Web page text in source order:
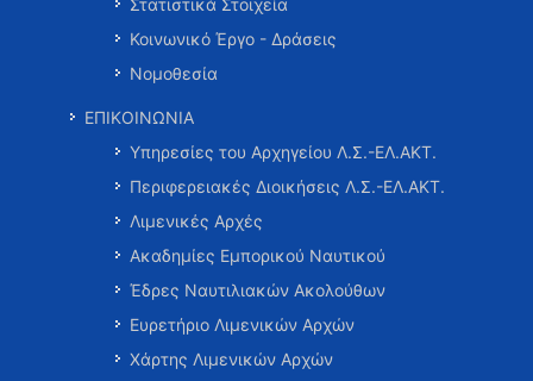
Στατιστικά Στοιχεία
Κοινωνικό Έργο - Δράσεις
Νομοθεσία
ΕΠΙΚΟΙΝΩΝΙΑ
Υπηρεσίες του Αρχηγείου Λ.Σ.-ΕΛ.ΑΚΤ.
Περιφερειακές Διοικήσεις Λ.Σ.-ΕΛ.ΑΚΤ.
Λιμενικές Αρχές
Ακαδημίες Εμπορικού Ναυτικού
Έδρες Ναυτιλιακών Ακολούθων
Ευρετήριο Λιμενικών Αρχών
Χάρτης Λιμενικών Αρχών